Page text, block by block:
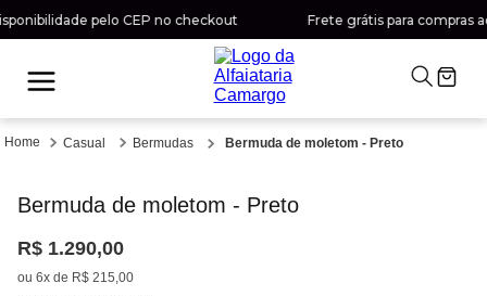
pelo CEP no checkout Frete grátis para compras
Casual Bermudas Bermuda de moletom - Preto
Bermuda de moletom - Preto
R$ 1.290,00
ou 6x de R$ 215,00